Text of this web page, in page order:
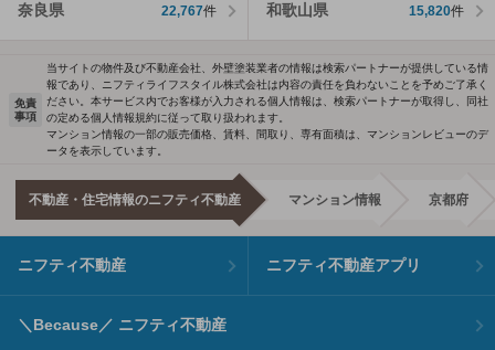
奈良県 22,767件 和歌山県 15,820件
免責
事項
当サイトの物件及び不動産会社、外壁塗装業者の情報は検索パートナーが提供している情
報であり、ニフティライフスタイル株式会社は内容の責任を負わないことを予めご了承く
ださい。本サービス内でお客様が入力される個人情報は、検索パートナーが取得し、同社
の定める個人情報規約に従って取り扱われます。
マンション情報の一部の販売価格、賃料、間取り、専有面積は、マンションレビューのデ
ータを表示しています。
不動産・住宅情報のニフティ不動産 マンション情報 京都府
ニフティ不動産 ニフティ不動産アプリ
＼Because／ ニフティ不動産